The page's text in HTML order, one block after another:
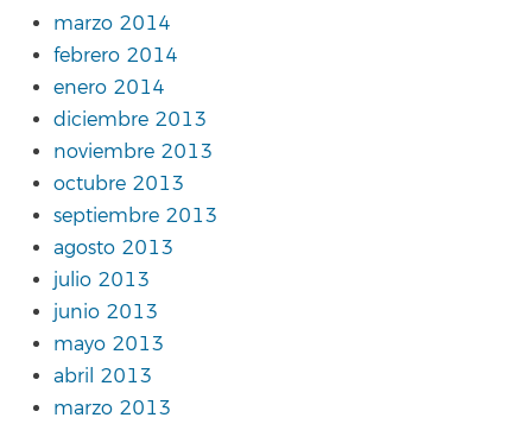
marzo 2014
febrero 2014
enero 2014
diciembre 2013
noviembre 2013
octubre 2013
septiembre 2013
agosto 2013
julio 2013
junio 2013
mayo 2013
abril 2013
marzo 2013